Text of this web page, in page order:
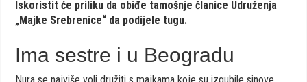
Iskoristit će priliku da obiđe tamošnje članice Udruženja
„Majke Srebrenice“ da podijele tugu.
Ima sestre i u Beogradu